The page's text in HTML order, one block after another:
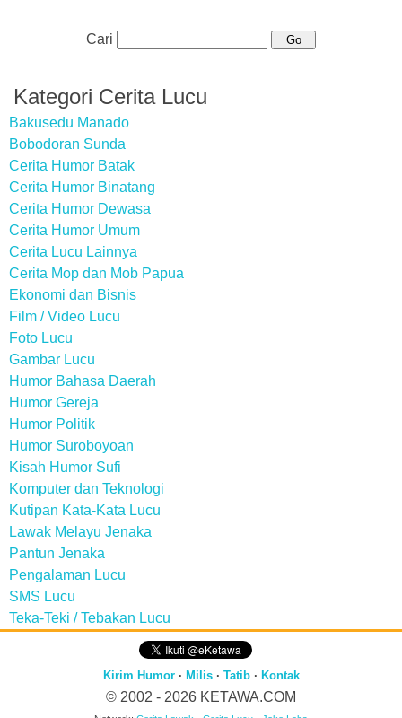
Cari
Kategori Cerita Lucu
Bakusedu Manado
Bobodoran Sunda
Cerita Humor Batak
Cerita Humor Binatang
Cerita Humor Dewasa
Cerita Humor Umum
Cerita Lucu Lainnya
Cerita Mop dan Mob Papua
Ekonomi dan Bisnis
Film / Video Lucu
Foto Lucu
Gambar Lucu
Humor Bahasa Daerah
Humor Gereja
Humor Politik
Humor Suroboyoan
Kisah Humor Sufi
Komputer dan Teknologi
Kutipan Kata-Kata Lucu
Lawak Melayu Jenaka
Pantun Jenaka
Pengalaman Lucu
SMS Lucu
Teka-Teki / Tebakan Lucu
Kirim Humor· Milis· Tatib· Kontak
© 2002 - 2026 KETAWA.COM